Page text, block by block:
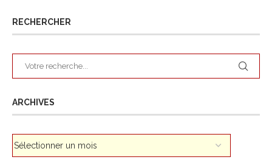
RECHERCHER
ARCHIVES